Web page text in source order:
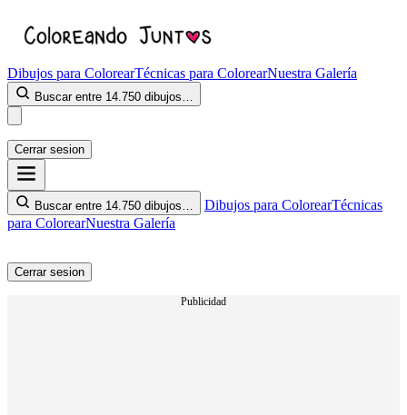
Dibujos para ColorearTécnicas para ColorearNuestra Galería
Buscar entre 14.750 dibujos…
Cerrar sesion
Buscar entre 14.750 dibujos… Dibujos para ColorearTécnicas
para ColorearNuestra Galería
Cerrar sesion
Publicidad